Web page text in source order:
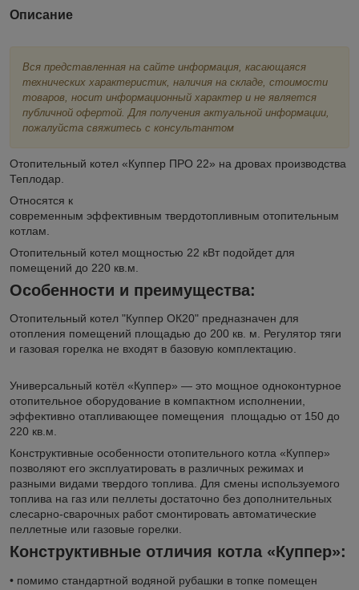
Описание
Вся представленная на сайте информация, касающаяся
технических характеристик, наличия на складе, стоимости
товаров, носит информационный характер и не является
публичной офертой. Для получения актуальной информации,
пожалуйста свяжитесь с консультантом
Отопительный котел «Куппер ПРО 22» на дровах производства
Теплодар.
Относятся к
современным эффективным твердотопливным отопительным
котлам.
Отопительный котел мощностью 22 кВт подойдет для
помещений до 220 кв.м.
Особенности и преимущества:
Отопительный котел "Куппер ОК20" предназначен для
отопления помещений площадью до 200 кв. м. Регулятор тяги
и газовая горелка не входят в базовую комплектацию.
Универсальный котёл «Куппер» — это мощное одноконтурное
отопительное оборудование в компактном исполнении,
эффективно отапливающее помещения площадью от 150 до
220 кв.м.
Конструктивные особенности отопительного котла «Куппер»
позволяют его эксплуатировать в различных режимах и
разными видами твердого топлива. Для смены используемого
топлива на газ или пеллеты достаточно без дополнительных
слесарно-сварочных работ смонтировать автоматические
пеллетные или газовые горелки.
Конструктивные отличия котла «Куппер»:
• помимо стандартной водяной рубашки в топке помещен